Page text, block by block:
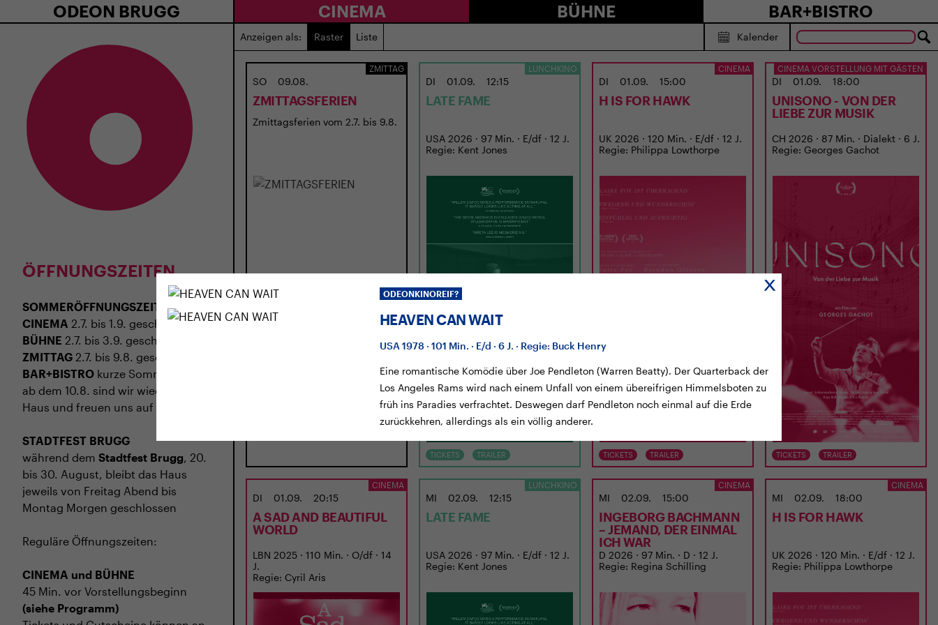
ODEON BRUGG CINEMA BÜHNE BAR+BISTRO
ÖFFNUNGSZEITEN
SOMMERÖFFNUNGSZEITEN
CINEMA 2.7. bis 1.9. geschlossen
BÜHNE 2.7. bis 3.9. geschlossen
ZMITTAG 2.7. bis 9.8. geschlossen
BAR+BISTRO kurze Sommerpause,
ab dem 10.8. sind wir wieder im
Haus und freuen uns auf euch <3
STADTFEST BRUGG
während dem Stadtfest Brugg, 20.
bis 30. August, bleibt das Haus
jeweils von Freitag Abend bis
Montag Morgen geschlossen
Reguläre Öffnungszeiten:
CINEMA und BÜHNE
45 Min. vor Vorstellungsbeginn
(siehe Programm)
Anzeigen als: Raster Liste Kalender
ZMITTAG
SO 09.08.
ZMITTAGSFERIEN
Zmittagsferien vom 2.7. bis 9.8.
LUNCHKINO
DI 01.09. 12:15
LATE FAME
USA 2026 · 97 Min. · E/df · 12 J.
Regie: Kent Jones
TICKETS TRAILER
CINEMA
DI 01.09. 15:00
H IS FOR HAWK
UK 2026 · 120 Min. · E/df · 12 J.
Regie: Philippa Lowthorpe
TICKETS TRAILER
CINEMA VORSTELLUNG MIT GÄSTEN
DI 01.09. 18:00
UNISONO - VON DER
LIEBE ZUR MUSIK
CH 2026 · 87 Min. · Dialekt · 6 J.
Regie: Georges Gachot
TICKETS TRAILER
CINEMA
DI 01.09. 20:15
A SAD AND BEAUTIFUL
WORLD
LBN 2025 · 110 Min. · O/df · 14
J.
Regie: Cyril Aris
LUNCHKINO
MI 02.09. 12:15
LATE FAME
USA 2026 · 97 Min. · E/df · 12 J.
Regie: Kent Jones
CINEMA
MI 02.09. 15:00
INGEBORG BACHMANN
– JEMAND, DER EINMAL
ICH WAR
D 2026 · 97 Min. · D · 12 J.
Regie: Regina Schilling
CINEMA
MI 02.09. 18:00
H IS FOR HAWK
UK 2026 · 120 Min. · E/df · 12 J.
Regie: Philippa Lowthorpe
ODEONKINOREIF?
HEAVEN CAN WAIT
USA 1978 · 101 Min. · E/d · 6 J. · Regie: Buck Henry
Eine romantische Komödie über Joe Pendleton (Warren Beatty). Der Quarterback der
Los Angeles Rams wird nach einem Unfall von einem übereifrigen Himmelsboten zu
früh ins Paradies verfrachtet. Deswegen darf Pendleton noch einmal auf die Erde
zurückkehren, allerdings als ein völlig anderer.